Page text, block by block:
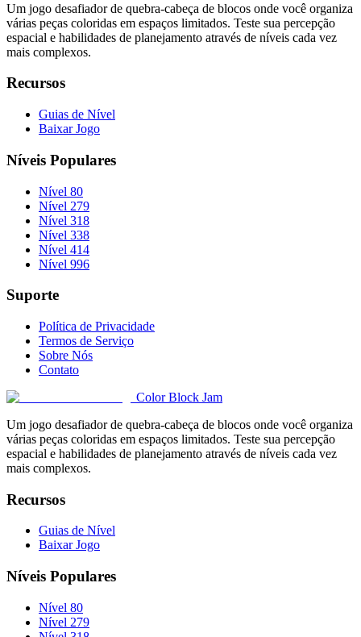
Um jogo desafiador de quebra-cabeça de blocos onde você organiza
várias peças coloridas em espaços limitados. Teste sua percepção
espacial e habilidades de planejamento através de níveis cada vez
mais complexos.
Recursos
Guias de Nível
Baixar Jogo
Níveis Populares
Nível 80
Nível 279
Nível 318
Nível 338
Nível 414
Nível 996
Suporte
Política de Privacidade
Termos de Serviço
Sobre Nós
Contato
Color Block Jam
Um jogo desafiador de quebra-cabeça de blocos onde você organiza
várias peças coloridas em espaços limitados. Teste sua percepção
espacial e habilidades de planejamento através de níveis cada vez
mais complexos.
Recursos
Guias de Nível
Baixar Jogo
Níveis Populares
Nível 80
Nível 279